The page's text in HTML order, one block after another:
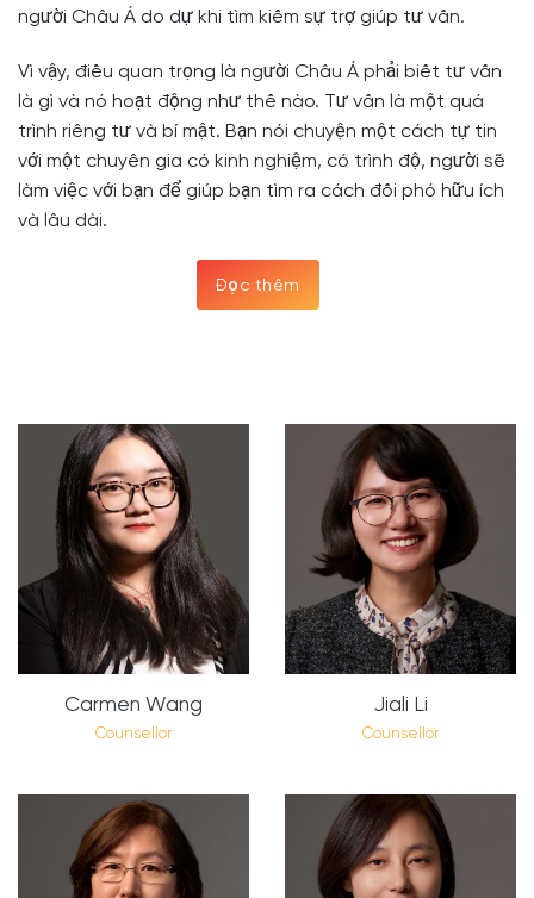
người Châu Á do dự khi tìm kiếm sự trợ giúp tư vấn.
Vì vậy, điều quan trọng là người Châu Á phải biết tư vấn
là gì và nó hoạt động như thế nào. Tư vấn là một quá
trình riêng tư và bí mật. Bạn nói chuyện một cách tự tin
với một chuyên gia có kinh nghiệm, có trình độ, người sẽ
làm việc với bạn để giúp bạn tìm ra cách đối phó hữu ích
và lâu dài.
Đọc thêm
Carmen Wang
Counsellor
Jiali Li
Counsellor